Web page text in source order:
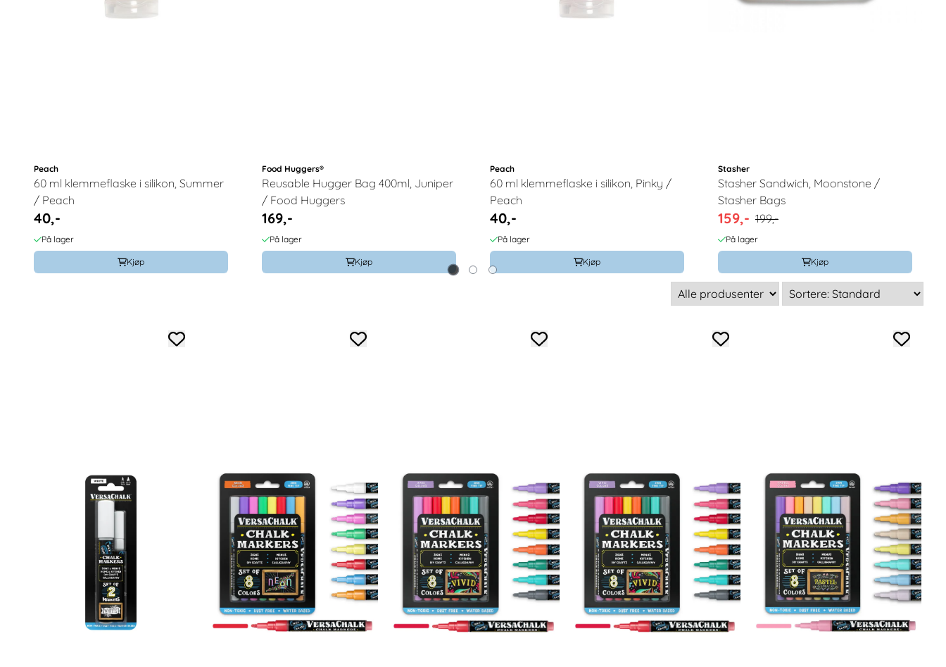
Peach
60 ml klemmeflaske i silikon, Summer
/ Peach
40,-
På lager
Kjøp
Food Huggers®
Reusable Hugger Bag 400ml, Juniper
/ Food Huggers
169,-
På lager
Kjøp
Peach
60 ml klemmeflaske i silikon, Pinky /
Peach
40,-
På lager
Kjøp
Stasher
Stasher Sandwich, Moonstone /
Stasher Bags
159,- 199,-
På lager
Kjøp